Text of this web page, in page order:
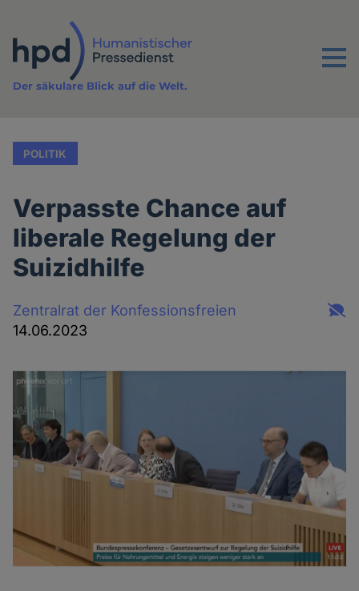
Inhalt
Menu
Der säkulare Blick auf die Welt.
POLITIK
Verpasste Chance auf
liberale Regelung der
Suizidhilfe
Zentralrat der Konfessionsfreien
14.06.2023